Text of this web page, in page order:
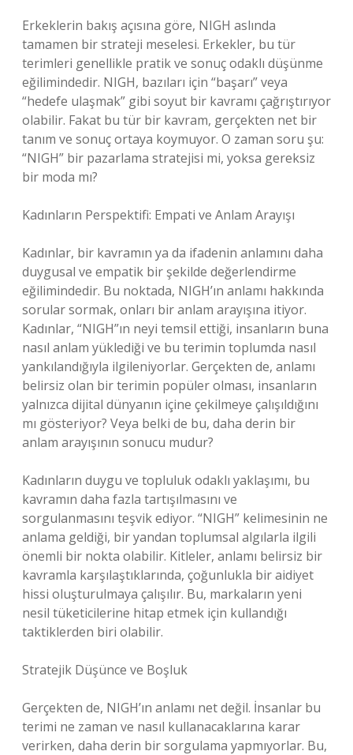
Erkeklerin bakış açısına göre, NIGH aslında
tamamen bir strateji meselesi. Erkekler, bu tür
terimleri genellikle pratik ve sonuç odaklı düşünme
eğilimindedir. NIGH, bazıları için “başarı” veya
“hedefe ulaşmak” gibi soyut bir kavramı çağrıştırıyor
olabilir. Fakat bu tür bir kavram, gerçekten net bir
tanım ve sonuç ortaya koymuyor. O zaman soru şu:
“NIGH” bir pazarlama stratejisi mi, yoksa gereksiz
bir moda mı?
Kadınların Perspektifi: Empati ve Anlam Arayışı
Kadınlar, bir kavramın ya da ifadenin anlamını daha
duygusal ve empatik bir şekilde değerlendirme
eğilimindedir. Bu noktada, NIGH’ın anlamı hakkında
sorular sormak, onları bir anlam arayışına itiyor.
Kadınlar, “NIGH”ın neyi temsil ettiği, insanların buna
nasıl anlam yüklediği ve bu terimin toplumda nasıl
yankılandığıyla ilgileniyorlar. Gerçekten de, anlamı
belirsiz olan bir terimin popüler olması, insanların
yalnızca dijital dünyanın içine çekilmeye çalışıldığını
mı gösteriyor? Veya belki de bu, daha derin bir
anlam arayışının sonucu mudur?
Kadınların duygu ve topluluk odaklı yaklaşımı, bu
kavramın daha fazla tartışılmasını ve
sorgulanmasını teşvik ediyor. “NIGH” kelimesinin ne
anlama geldiği, bir yandan toplumsal algılarla ilgili
önemli bir nokta olabilir. Kitleler, anlamı belirsiz bir
kavramla karşılaştıklarında, çoğunlukla bir aidiyet
hissi oluşturulmaya çalışılır. Bu, markaların yeni
nesil tüketicilerine hitap etmek için kullandığı
taktiklerden biri olabilir.
Stratejik Düşünce ve Boşluk
Gerçekten de, NIGH’ın anlamı net değil. İnsanlar bu
terimi ne zaman ve nasıl kullanacaklarına karar
verirken, daha derin bir sorgulama yapmıyorlar. Bu,